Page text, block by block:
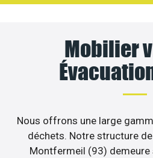
Mobilier
Nous offrons une large
déchets. Notre structure
Montfermeil (93) demeure